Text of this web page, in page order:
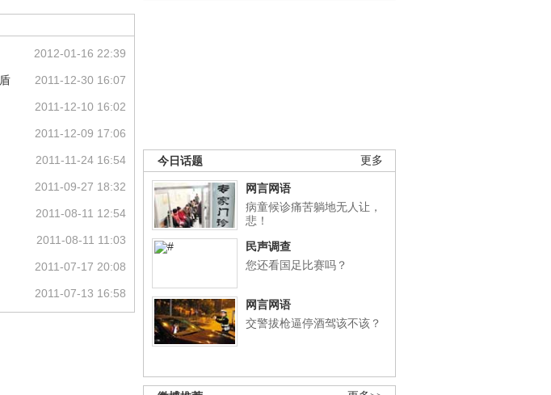
更多
今日话题
网言网语
病童候诊痛苦躺地无人让，
悲！
民声调查
您还看国足比赛吗？
网言网语
交警拔枪逼停酒驾该不该？
2012-01-16 22:39
2011-12-30 16:07
2011-12-10 16:02
2011-12-09 17:06
2011-11-24 16:54
2011-09-27 18:32
2011-08-11 12:54
2011-08-11 11:03
2011-07-17 20:08
2011-07-13 16:58